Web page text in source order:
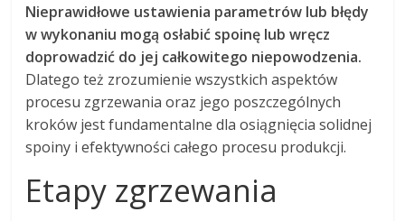
Nieprawidłowe ustawienia parametrów lub błędy
w wykonaniu mogą osłabić spoinę lub wręcz
doprowadzić do jej całkowitego niepowodzenia.
Dlatego też zrozumienie wszystkich aspektów
procesu zgrzewania oraz jego poszczególnych
kroków jest fundamentalne dla osiągnięcia solidnej
spoiny i efektywności całego procesu produkcji.
Etapy zgrzewania